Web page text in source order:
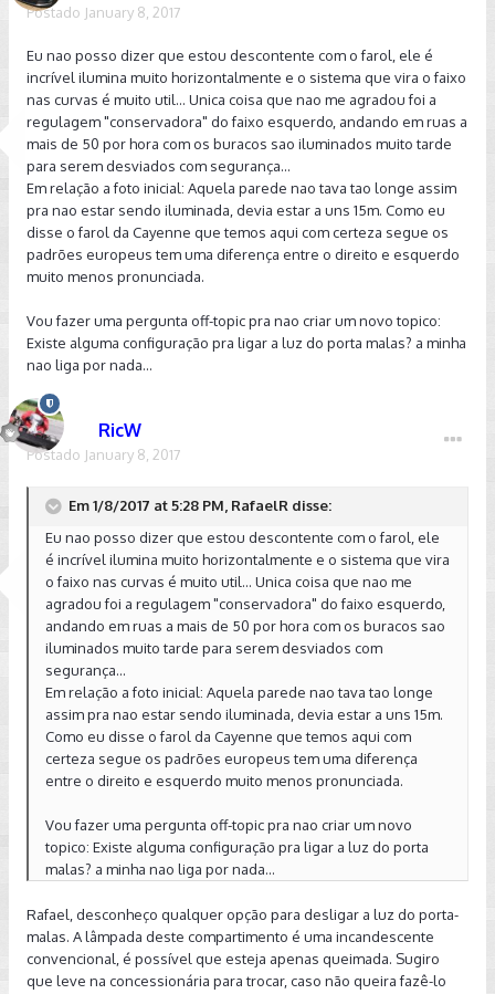
Postado January 8, 2017
Eu nao posso dizer que estou descontente com o farol, ele é
incrível ilumina muito horizontalmente e o sistema que vira o faixo
nas curvas é muito util... Unica coisa que nao me agradou foi a
regulagem "conservadora" do faixo esquerdo, andando em ruas a
mais de 50 por hora com os buracos sao iluminados muito tarde
para serem desviados com segurança...
Em relação a foto inicial: Aquela parede nao tava tao longe assim
pra nao estar sendo iluminada, devia estar a uns 15m. Como eu
disse o farol da Cayenne que temos aqui com certeza segue os
padrões europeus tem uma diferença entre o direito e esquerdo
muito menos pronunciada.
Vou fazer uma pergunta off-topic pra nao criar um novo topico:
Existe alguma configuração pra ligar a luz do porta malas? a minha
nao liga por nada...
RicW
Postado January 8, 2017
Em 1/8/2017 at 5:28 PM, RafaelR disse:
Eu nao posso dizer que estou descontente com o farol, ele
é incrível ilumina muito horizontalmente e o sistema que vira
o faixo nas curvas é muito util... Unica coisa que nao me
agradou foi a regulagem "conservadora" do faixo esquerdo,
andando em ruas a mais de 50 por hora com os buracos sao
iluminados muito tarde para serem desviados com
segurança...
Em relação a foto inicial: Aquela parede nao tava tao longe
assim pra nao estar sendo iluminada, devia estar a uns 15m.
Como eu disse o farol da Cayenne que temos aqui com
certeza segue os padrões europeus tem uma diferença
entre o direito e esquerdo muito menos pronunciada.
Vou fazer uma pergunta off-topic pra nao criar um novo
topico: Existe alguma configuração pra ligar a luz do porta
malas? a minha nao liga por nada...
Rafael, desconheço qualquer opção para desligar a luz do porta-
malas. A lâmpada deste compartimento é uma incandescente
convencional, é possível que esteja apenas queimada. Sugiro
que leve na concessionária para trocar, caso não queira fazê-lo